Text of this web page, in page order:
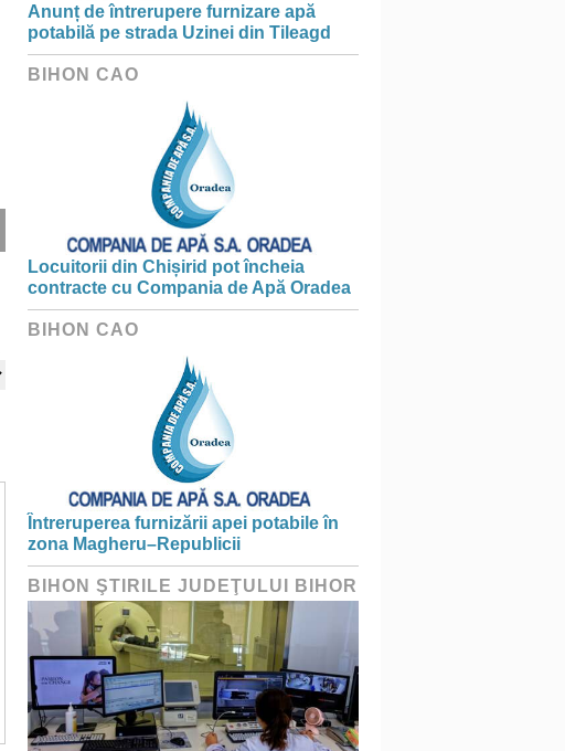
Anunț de întrerupere furnizare apă
potabilă pe strada Uzinei din Tileagd
BIHON CAO
Locuitorii din Chișirid pot încheia
contracte cu Compania de Apă Oradea
BIHON CAO
Întreruperea furnizării apei potabile în
zona Magheru–Republicii
BIHON ŞTIRILE JUDEŢULUI BIHOR